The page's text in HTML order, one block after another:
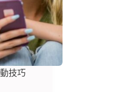
技巧